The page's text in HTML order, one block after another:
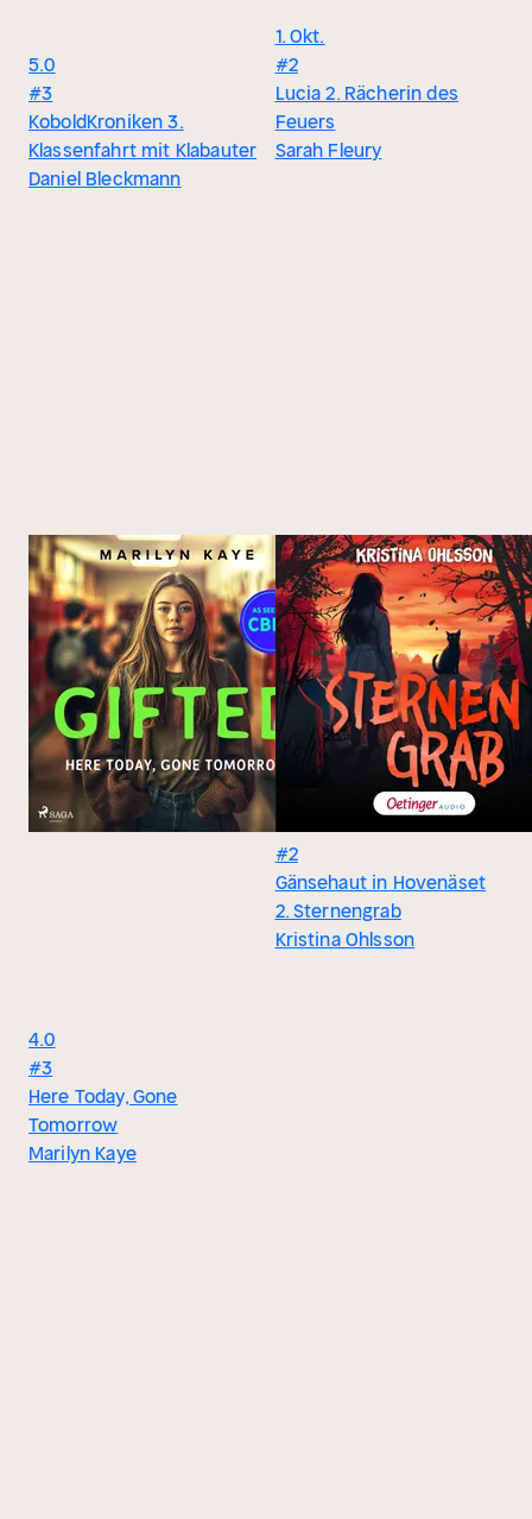
5.0
#3
KoboldKroniken 3.
Klassenfahrt mit Klabauter
Daniel Bleckmann
1. Okt.
#2
Lucia 2. Rächerin des
Feuers
Sarah Fleury
4.0
#3
Here Today, Gone
Tomorrow
Marilyn Kaye
#2
Gänsehaut in Hovenäset
2. Sternengrab
Kristina Ohlsson